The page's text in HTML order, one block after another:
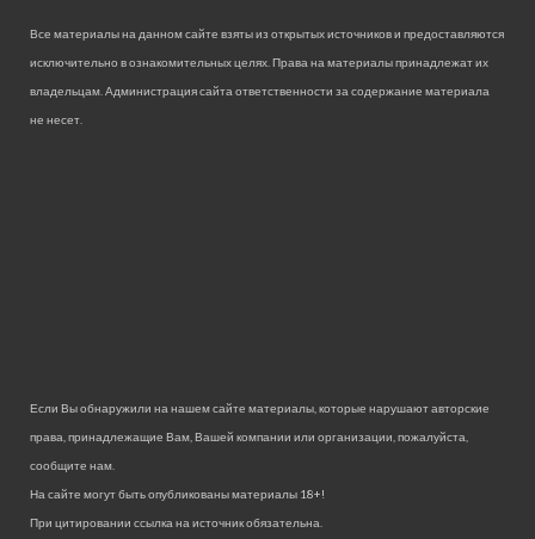
Все материалы на данном сайте взяты из открытых источников и предоставляются
исключительно в ознакомительных целях. Права на материалы принадлежат их
владельцам. Администрация сайта ответственности за содержание материала
не несет.
Если Вы обнаружили на нашем сайте материалы, которые нарушают авторские
права, принадлежащие Вам, Вашей компании или организации, пожалуйста,
сообщите нам.
На сайте могут быть опубликованы материалы 18+!
При цитировании ссылка на источник обязательна.